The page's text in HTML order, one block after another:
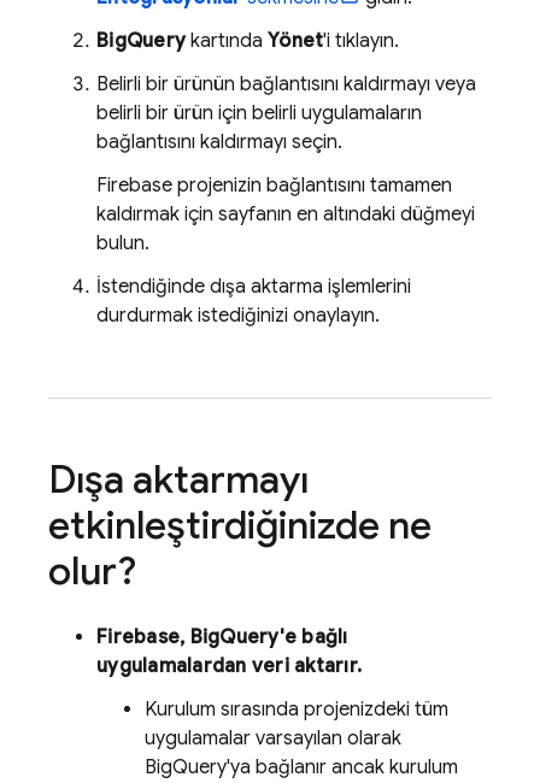
BigQuerykartında Yönet'i tıklayın.
Belirli bir ürünün bağlantısını kaldırmayı veya
belirli bir ürün için belirli uygulamaların
bağlantısını kaldırmayı seçin.
Firebase projenizin bağlantısını tamamen
kaldırmak için sayfanın en altındaki düğmeyi
bulun.
İstendiğinde dışa aktarma işlemlerini
durdurmak istediğinizi onaylayın.
Dışa aktarmayı
etkinleştirdiğinizde ne
olur?
Firebase, BigQuery'e bağlı
uygulamalardan veri aktarır.
Kurulum sırasında projenizdeki tüm
uygulamalar varsayılan olarak
BigQuery'ya bağlanır ancak kurulum